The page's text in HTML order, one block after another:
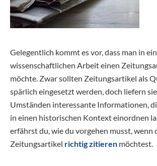
Gelegentlich kommt es vor, dass man in
wissenschaftlichen Arbeit einen
möchte. Zwar sollten Zeitungsartikel als
spärlich eingesetzt werden, doch liefern
Umständen interessante Informationen,
in einen historischen Kontext einordnen
erfährst du, wie du vorgehen musst, wenn
Zeitungsartikel richtig zitieren möchtest.